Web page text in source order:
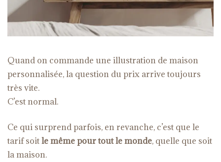
Quand on commande une illustration de maison
personnalisée, la question du prix arrive toujours
très vite.
C’est normal.
Ce qui surprend parfois, en revanche, c’est que le
tarif soitle même pour tout le monde, quelle que soit
la maison.